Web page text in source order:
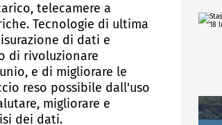
telecamere a
Tecnologie di ultima
di dati e
di rivoluzionare
e di migliorare le
reso possibile dall'uso
migliorare e
dei dati.